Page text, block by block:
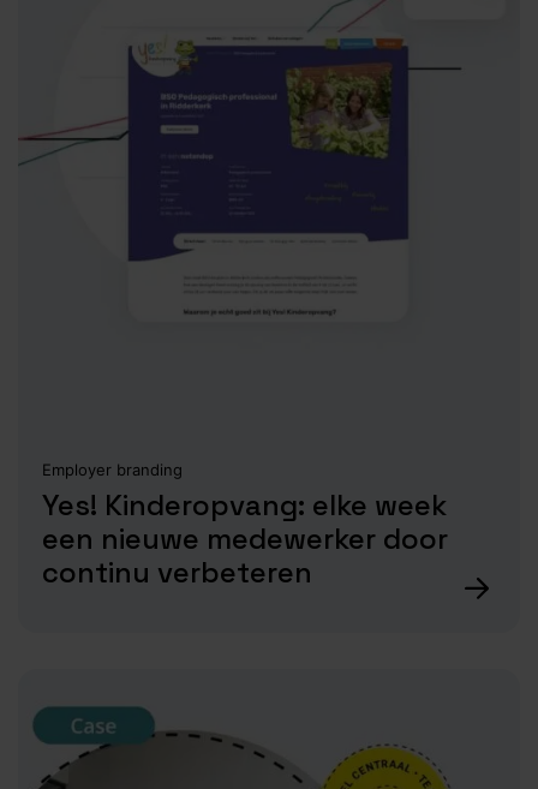
Employer branding
Yes! Kinderopvang: elke week
een nieuwe medewerker door
continu verbeteren